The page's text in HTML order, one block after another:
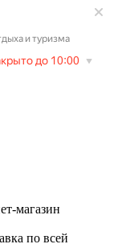
магазин
по всей